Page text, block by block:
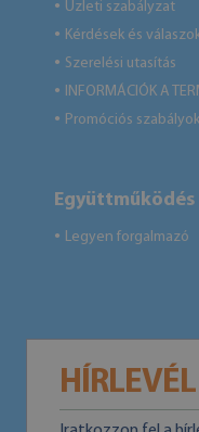
● Üzleti szabályzat
● Kérdések és
● Szerelési utasítás
● INFORMÁCIÓK A
● Promóciós szabályok
Együttműködés
● Legyen forgalmazó
HÍRLEVÉL